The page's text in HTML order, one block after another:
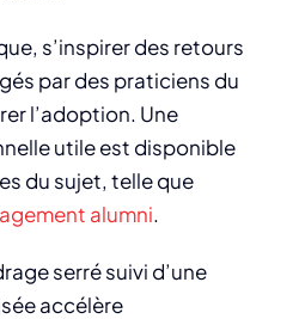
s’inspirer des retours
par des praticiens du
l’adoption. Une
utile est disponible
du sujet, telle que
alumni.
serré suivi d’une
accélère